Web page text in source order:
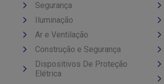
Segurança
Iluminação
Ar e Ventilação
Construção e Segurança
Dispositivos De Proteção
Elétrica